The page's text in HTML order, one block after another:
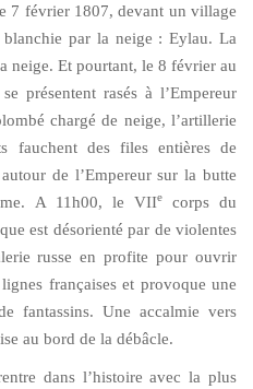
7 février 1807, devant un village
par la neige : Eylau. La
neige. Et pourtant, le 8 février au
présentent rasés à l’Empereur
chargé de neige, l’artillerie
fauchent des files entières de
de l’Empereur sur la butte
A 11h00, le VIIecorps du
est désorienté par de violentes
russe en profite pour ouvrir
françaises et provoque une
fantassins. Une accalmie vers
au bord de la débâcle.
dans l’histoire avec la plus